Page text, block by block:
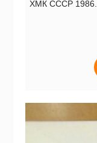
ХМК СССР 1986.